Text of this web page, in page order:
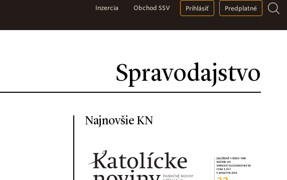
Spravodajstvo
Inzercia Obchod SSV Prihlásiť Predplatné
Najnovšie KN